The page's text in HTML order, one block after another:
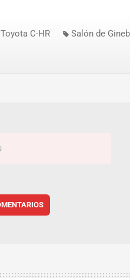
Toyota C-HR Salón de